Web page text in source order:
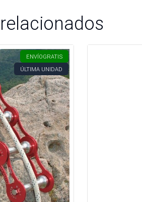
ENVÍOGRATIS
ÚLTIMA UNIDAD